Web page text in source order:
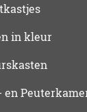
in kleur
en